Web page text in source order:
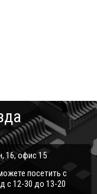
16, офис 15
посетить с
с 12-30 до 13-20